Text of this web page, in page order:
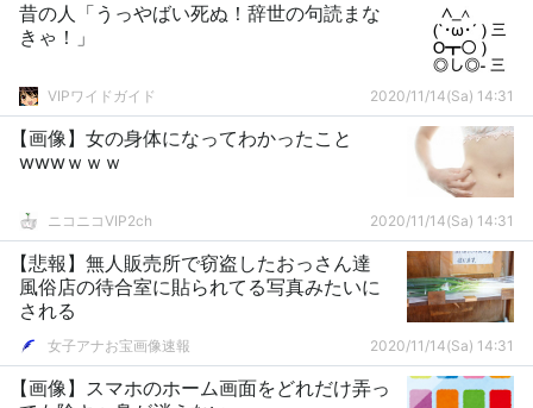
昔の人「うっやばい死ぬ！辞世の句読まな
きゃ！」
VIPワイドガイド 2020/11/14(Sa) 14:31
【画像】女の身体になってわかったこと
wwwｗｗｗ
ニコニコVIP2ch 2020/11/14(Sa) 14:31
【悲報】無人販売所で窃盗したおっさん達
風俗店の待合室に貼られてる写真みたいに
される
女子アナお宝画像速報 2020/11/14(Sa) 14:31
【画像】スマホのホーム画面をどれだけ弄っ